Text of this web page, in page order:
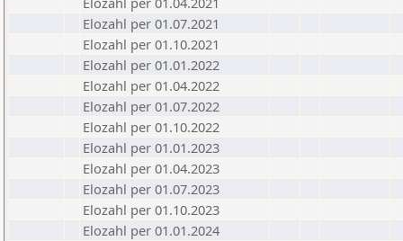
Elozahl per 01.07.2021
Elozahl per 01.10.2021
Elozahl per 01.01.2022
Elozahl per 01.04.2022
Elozahl per 01.07.2022
Elozahl per 01.10.2022
Elozahl per 01.01.2023
Elozahl per 01.04.2023
Elozahl per 01.07.2023
Elozahl per 01.10.2023
Elozahl per 01.01.2024